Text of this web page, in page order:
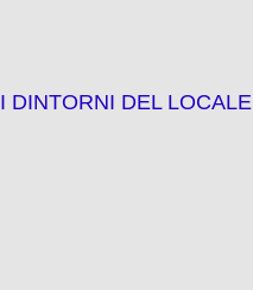
I DINTORNI DEL LOCALE